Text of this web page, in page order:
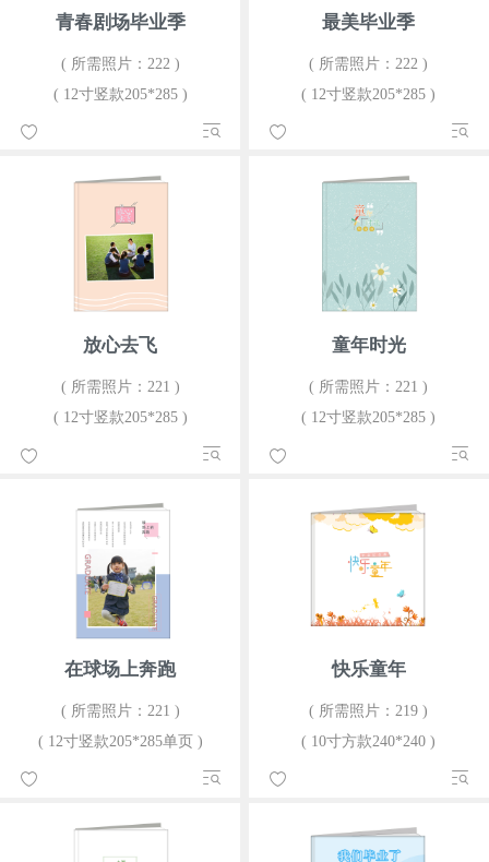
青春剧场毕业季
( 所需照片：222 )
( 12寸竖款205*285 )
最美毕业季
( 所需照片：222 )
( 12寸竖款205*285 )
放心去飞
( 所需照片：221 )
( 12寸竖款205*285 )
童年时光
( 所需照片：221 )
( 12寸竖款205*285 )
在球场上奔跑
( 所需照片：221 )
( 12寸竖款205*285单页 )
快乐童年
( 所需照片：219 )
( 10寸方款240*240 )